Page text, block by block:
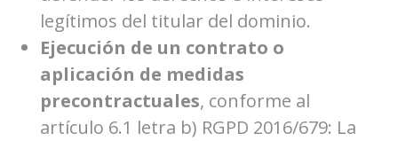
legítimos del titular del dominio.
Ejecución de un contrato o
aplicación de medidas
precontractuales, conforme al
artículo 6.1 letra b) RGPD 2016/679: La